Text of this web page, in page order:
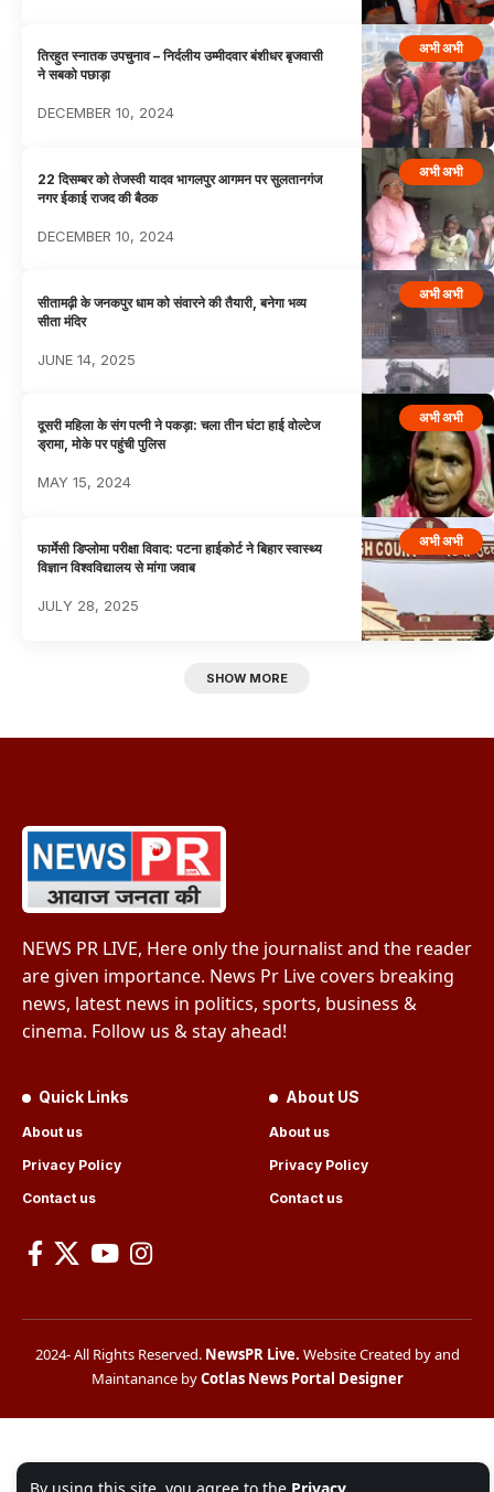
अभी अभी
तिरहुत स्नातक उपचुनाव – निर्दलीय उम्मीदवार बंशीधर बृजवासी
ने सबको पछाड़ा
DECEMBER 10, 2024
अभी अभी
22 दिसम्बर को तेजस्वी यादव भागलपुर आगमन पर सुलतानगंज
नगर ईकाई राजद की बैठक
DECEMBER 10, 2024
अभी अभी
सीतामढ़ी के जनकपुर धाम को संवारने की तैयारी, बनेगा भव्य
सीता मंदिर
JUNE 14, 2025
अभी अभी
दूसरी महिला के संग पत्नी ने पकड़ा: चला तीन घंटा हाई वोल्टेज
ड्रामा, मोके पर पहुंची पुलिस
MAY 15, 2024
अभी अभी
फार्मेसी डिप्लोमा परीक्षा विवाद: पटना हाईकोर्ट ने बिहार स्वास्थ्य
विज्ञान विश्वविद्यालय से मांगा जवाब
JULY 28, 2025
SHOW MORE
NEWS PR LIVE, Here only the journalist and the reader
are given importance. News Pr Live covers breaking
news, latest news in politics, sports, business &
cinema. Follow us & stay ahead!
Quick Links
About us
Privacy Policy
Contact us
About US
About us
Privacy Policy
Contact us
2024- All Rights Reserved. NewsPR Live. Website Created by and
Maintanance byCotlas News Portal Designer